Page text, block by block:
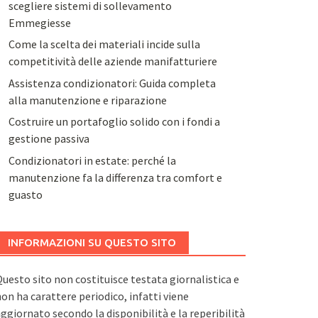
scegliere sistemi di sollevamento
Emmegiesse
Come la scelta dei materiali incide sulla
competitività delle aziende manifatturiere
Assistenza condizionatori: Guida completa
alla manutenzione e riparazione
Costruire un portafoglio solido con i fondi a
gestione passiva
Condizionatori in estate: perché la
manutenzione fa la differenza tra comfort e
guasto
INFORMAZIONI SU QUESTO SITO
sito non costituisce testata giornalistica e
ha carattere periodico, infatti viene
secondo la disponibilità e la reperibilità